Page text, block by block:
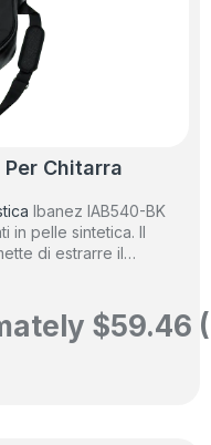
Per Chitarra
Ibanez IAB540-BK
in pelle sintetica. Il
di estrarre il…
$59.46